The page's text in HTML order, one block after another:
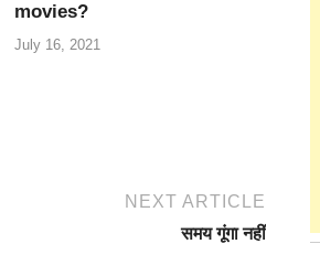
movies?
July 16, 2021
NEXT ARTICLE
समय गूंगा नहीं